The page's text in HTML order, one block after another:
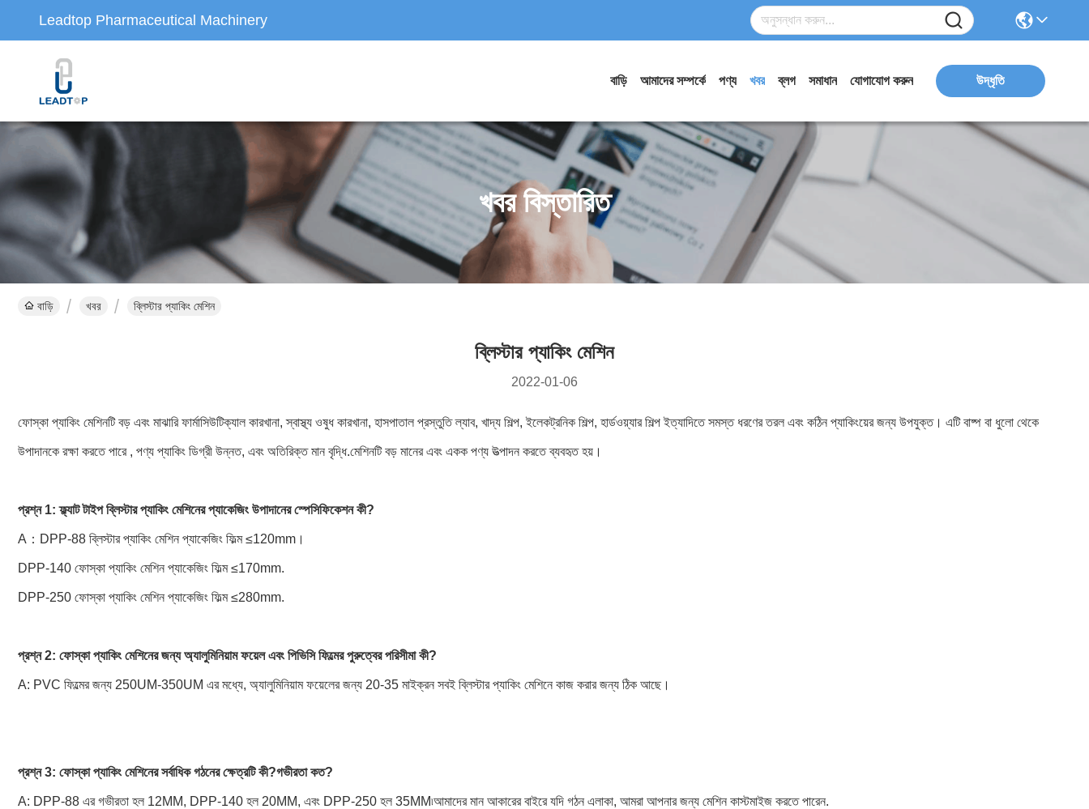
Leadtop Pharmaceutical Machinery
বাড়ি আমাদের সম্পর্কে পণ্য খবর ব্লগ সমাধান যোগাযোগ করুন উদ্ধৃতি
খবর বিস্তারিত
বাড়ি খবর ব্লিস্টার প্যাকিং মেশিন
ব্লিস্টার প্যাকিং মেশিন
2022-01-06
ফোস্কা প্যাকিং মেশিনটি বড় এবং মাঝারি ফার্মাসিউটিক্যাল কারখানা, স্বাস্থ্য ওষুধ কারখানা, হাসপাতাল প্রস্তুতি ল্যাব, খাদ্য শিল্প, ইলেকট্রনিক শিল্প, হার্ডওয়্যার শিল্প ইত্যাদিতে সমস্ত ধরণের তরল এবং কঠিন প্যাকিংয়ের জন্য উপযুক্ত। এটি বাষ্প বা ধুলো থেকে
উপাদানকে রক্ষা করতে পারে , পণ্য প্যাকিং ডিগ্রী উন্নত, এবং অতিরিক্ত মান বৃদ্ধি.মেশিনটি বড় মানের এবং একক পণ্য উত্পাদন করতে ব্যবহৃত হয়।
প্রশ্ন 1: ফ্ল্যাট টাইপ ব্লিস্টার প্যাকিং মেশিনের প্যাকেজিং উপাদানের স্পেসিফিকেশন কী?
A：DPP-88 ব্লিস্টার প্যাকিং মেশিন প্যাকেজিং ফিল্ম ≤120mm।
DPP-140 ফোস্কা প্যাকিং মেশিন প্যাকেজিং ফিল্ম ≤170mm.
DPP-250 ফোস্কা প্যাকিং মেশিন প্যাকেজিং ফিল্ম ≤280mm.
প্রশ্ন 2: ফোস্কা প্যাকিং মেশিনের জন্য অ্যালুমিনিয়াম ফয়েল এবং পিভিসি ফিল্মের পুরুত্বের পরিসীমা কী?
A: PVC ফিল্মের জন্য 250UM-350UM এর মধ্যে, অ্যালুমিনিয়াম ফয়েলের জন্য 20-35 মাইক্রন সবই ব্লিস্টার প্যাকিং মেশিনে কাজ করার জন্য ঠিক আছে।
প্রশ্ন 3: ফোস্কা প্যাকিং মেশিনের সর্বাধিক গঠনের ক্ষেত্রটি কী?গভীরতা কত?
A: DPP-88 এর গভীরতা হল 12MM, DPP-140 হল 20MM, এবং DPP-250 হল 35MM৷আমাদের মান আকারের বাইরে যদি গঠন এলাকা, আমরা আপনার জন্য মেশিন কাস্টমাইজ করতে পারেন.